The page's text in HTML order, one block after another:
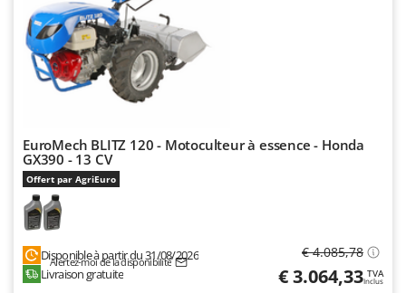
EuroMech BLITZ 120 - Motoculteur à essence - Honda
GX390 - 13 CV
Offert par AgriEuro
Disponible à partir du 31/08/2026
Alertez-moi de la disponibilité
Livraison gratuite
€ 4.085,78
€ 3.064,33 TVA
Inclus